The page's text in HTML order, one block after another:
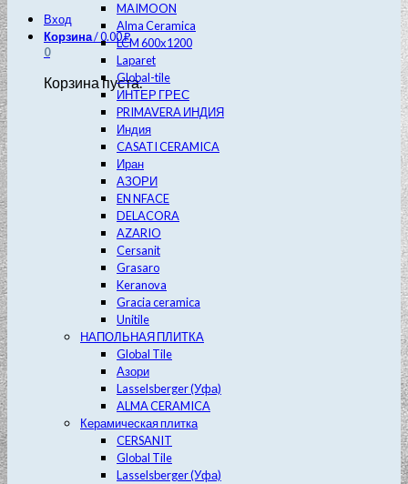
Вход
Корзина/0.00₽
0
Корзина пуста.
MAIMOON
Alma Ceramica
LCM 600х1200
Laparet
Global-tile
ИНТЕР ГРЕС
PRIMAVERA ИНДИЯ
Индия
CASATI CERAMICA
Иран
АЗОРИ
EN NFACE
DELACORA
AZARIO
Cersanit
Grasaro
Keranova
Gracia ceramica
Unitile
НАПОЛЬНАЯ ПЛИТКА
Global Tile
Азори
Lasselsberger (Уфа)
ALMA CERAMICA
Керамическая плитка
CERSANIT
Global Tile
Lasselsberger (Уфа)